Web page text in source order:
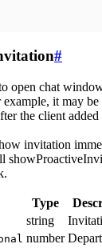
#
open chat
it may
the client
invitation
Type
string
number